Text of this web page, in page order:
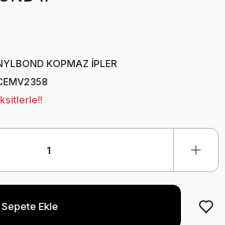
KOPMAZ İPLER
Sepete Ekle